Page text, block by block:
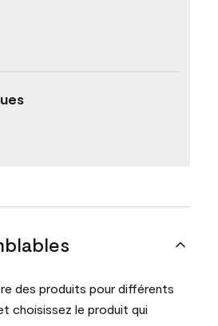
des produits pour différents
choisissez le produit qui